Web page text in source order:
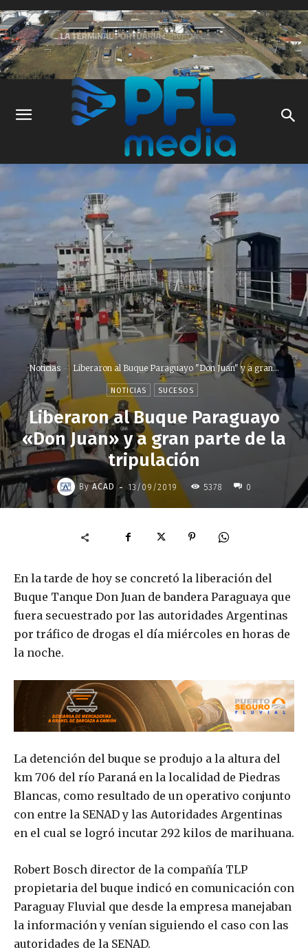
Noticias Liberaron al Buque Paraguayo "Don Juan" y a gran...
NOTICIAS SUCESOS
Liberaron al Buque Paraguayo
«Don Juan» y a gran parte de la
tripulación
By ACAD - 13/09/2019 5378 0
En la tarde de hoy se concretó la liberación del
Buque Tanque Don Juan de bandera Paraguaya que
fuera secuestrado por las autoridades Argentinas
por tráfico de drogas el día miércoles en horas de
la noche.
La detención del buque se produjo a la altura del
km 706 del río Paraná en la localidad de Piedras
Blancas, como resultado de un operativo conjunto
con entre la SENAD y las Autoridades Argentinas
en el cual se logró incutar 292 kilos de marihuana.
Robert Bosch director de la compañía TLP
propietaria del buque indicó en comunicación con
Paraguay Fluvial que desde la empresa manejaban
la información y venían siguiendo el caso con las
autoridades de la SENAD.